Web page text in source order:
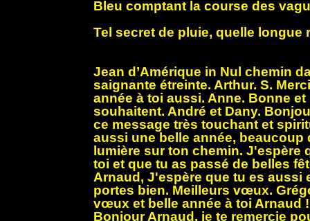
Bleu comptant la course des
Tel secret de pluie, quelle longue
Jean d’Amérique in Nul chemin
saignante étreinte. Arthur. S.
année à toi aussi. Anne. Bonne
souhaitent. André et Dany.
ce message très touchant et
aussi une belle année, beaucoup
lumière sur ton chemin. J'espère
toi et que tu as passé de belles
Arnaud, J'espère que tu es aussi
portes bien. Meilleurs vœux.
vœux et belle année à toi Arnaud
Bonjour Arnaud, je te remercie